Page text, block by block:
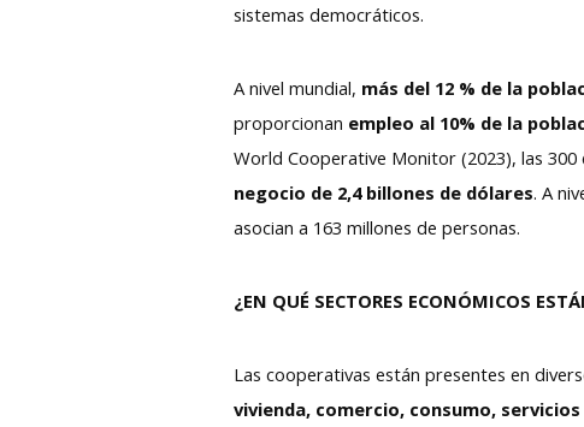
sistemas democráticos.
A nivel mundial, más del 12 % de la
proporcionan empleo al 10% de la
World Cooperative Monitor (2023), las
negocio de 2,4 billones de dólares. A
asocian a 163 millones de personas.
¿EN QUÉ SECTORES ECONÓMICOS
Las cooperativas están presentes en
vivienda, comercio, consumo,